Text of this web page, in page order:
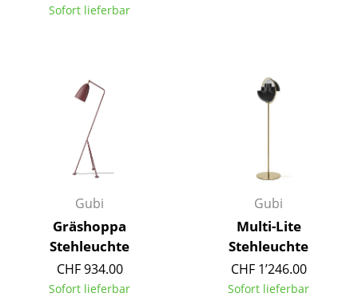
Schreibtischleuchten
Bodenleuchten
Wandleuchten
Outdoor-Leuchten
Akkuleuchten
... alle Leuchten
Betten
Doppelbetten
Sofort lieferbar
Gubi
Gräshoppa
Stehleuchte
CHF 934.00
Sofort lieferbar
Gubi
Multi-Lite
Stehleuchte
CHF 1’246.00
Sofort lieferbar